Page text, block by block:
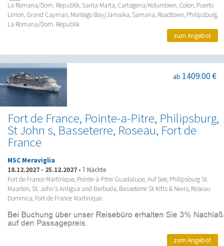
La Romana/Dom. Republik, Santa Marta, Cartagena/Kolumbien, Colon, Puerto
Limon, Grand Cayman, Montego Bay/Jamaika, Samana, Roadtown, Philipsburg,
La Romana/Dom. Republik
zum Angebot
Fort de France, Pointe-a-Pitre, Philipsburg,
St John s, Basseterre, Roseau, Fort de
France
ab 1409.00 €
MSC Meraviglia
18.12.2027 - 25.12.2027 • 7 Nächte
Fort de France Martinique, Pointe-à-Pitre Guadalupe, Auf See, Philipsburg St.
Maarten, St. John's Antigua und Barbuda, Basseterre St Kitts & Nevis, Roseau
Dominica, Fort de France Martinique
zum Angebot